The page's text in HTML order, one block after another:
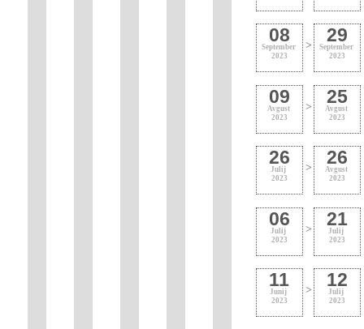
08
September
2023
> 29
September
2023
09
Avgust
2023
> 25
Avgust
2023
26
Julij
2023
> 26
Avgust
2023
06
Julij
2023
> 21
Julij
2023
11
Junij
2023
> 12
Julij
2023